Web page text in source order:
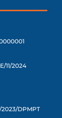
11/2024
DPMPT